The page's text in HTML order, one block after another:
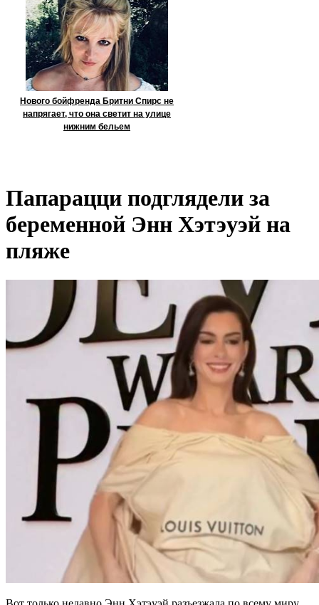
Нового бойфренда Бритни Спирс не
напрягает, что она светит на улице
нижним бельем
Папарацци подглядели за
беременной Энн Хэтэуэй на
пляже